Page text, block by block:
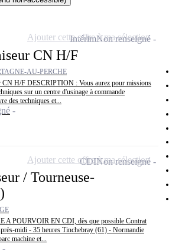
CN H/F
AU-PERCHE
CN H/F DESCRIPTION : Vous aurez pour missions
sur un centre d'usinage à commande
des techniques et...
IntérimNon renseigné
Ajouter cette offre à ma sélection
/ Tourneuse-
A POURVOIR EN CDI, dès que possible Contrat
midi - 35 heures Tinchebray (61) - Normandie
machine et...
CDINon renseigné
Ajouter cette offre à ma sélection